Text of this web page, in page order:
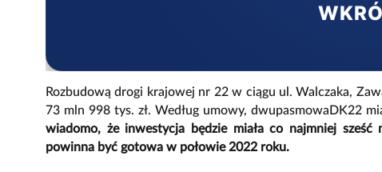
Rozbudową drogi krajowej nr 22 w ciągu ul. Walczaka,
73 mln 998 tys. zł. Według umowy, dwupasmowaDK22
wiadomo, że inwestycja będzie miała co najmniej
powinna być gotowa w połowie 2022 roku.